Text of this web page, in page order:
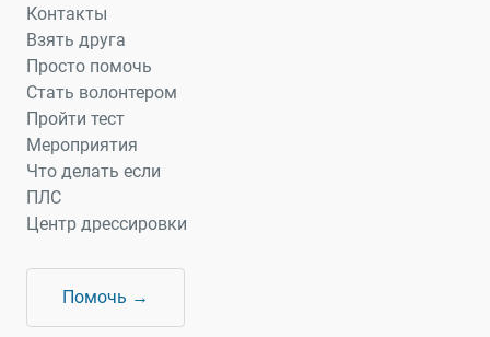
Контакты
Взять друга
Просто помочь
Стать волонтером
Пройти тест
Мероприятия
Что делать если
ПЛС
Центр дрессировки
Помочь →